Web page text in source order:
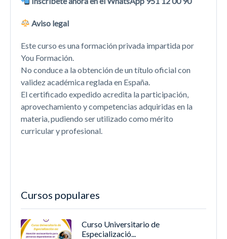
Aviso legal
Este curso es una formación privada impartida por
You Formación.
No conduce a la obtención de un título oficial con
validez académica reglada en España.
El certificado expedido acredita la participación,
aprovechamiento y competencias adquiridas en la
materia, pudiendo ser utilizado como mérito
curricular y profesional.
Cursos populares
Curso Universitario de
Especializació...